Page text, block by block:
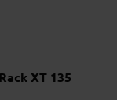
XT 135